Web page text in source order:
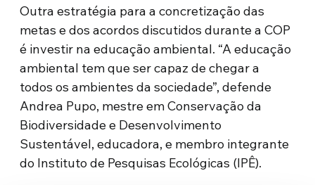
Outra estratégia para a concretização das
metas e dos acordos discutidos durante a COP
é investir na educação ambiental. “A educação
ambiental tem que ser capaz de chegar a
todos os ambientes da sociedade”, defende
Andrea Pupo, mestre em Conservação da
Biodiversidade e Desenvolvimento
Sustentável, educadora, e membro integrante
do Instituto de Pesquisas Ecológicas (IPÊ).